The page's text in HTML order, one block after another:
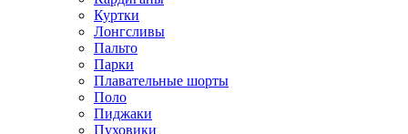
Куртки
Лонгсливы
Пальто
Парки
Плавательные шорты
Поло
Пиджаки
Пуховики